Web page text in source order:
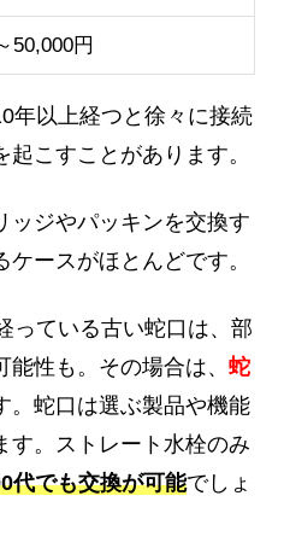
50,000円
年以上経つと徐々に接続
こすことがあります。
ッジやパッキンを交換す
ースがほとんどです。
っている古い蛇口は、部
性も。その場合は、 蛇
。蛇口は選ぶ製品や機能
す。ストレート水栓のみ
代でも交換が可能でしょ